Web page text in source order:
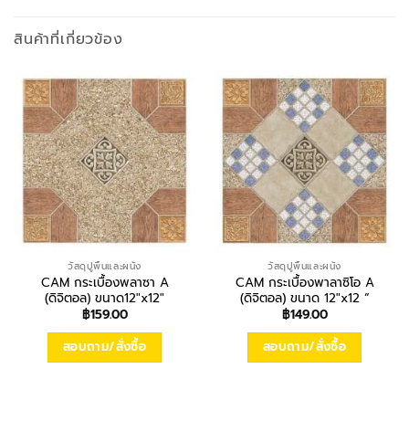
สินค้าที่เกี่ยวข้อง
วัสดุปูพื้นและผนัง
CAM กระเบื้องพลาซา A
(ดิจิตอล) ขนาด12″x12″
฿159.00
สอบถาม/สั่งซื้อ
วัสดุปูพื้นและผนัง
CAM กระเบื้องพาลาซิโอ A
(ดิจิตอล) ขนาด 12″x12 “
฿149.00
สอบถาม/สั่งซื้อ